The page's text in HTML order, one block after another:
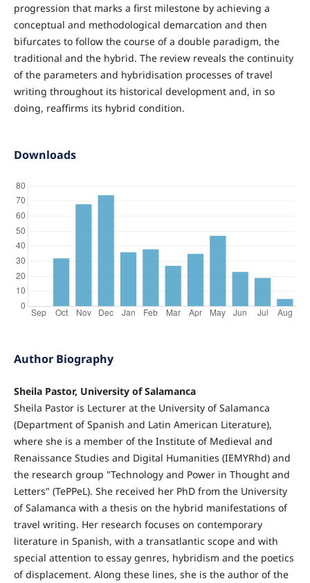
progression that marks a first milestone by achieving a
conceptual and methodological demarcation and then
bifurcates to follow the course of a double paradigm, the
traditional and the hybrid. The review reveals the continuity
of the parameters and hybridisation processes of travel
writing throughout its historical development and, in so
doing, reaffirms its hybrid condition.
Downloads
Author Biography
Sheila Pastor, University of Salamanca
Sheila Pastor is Lecturer at the University of Salamanca
(Department of Spanish and Latin American Literature),
where she is a member of the Institute of Medieval and
Renaissance Studies and Digital Humanities (IEMYRhd) and
the research group "Technology and Power in Thought and
Letters" (TePPeL). She received her PhD from the University
of Salamanca with a thesis on the hybrid manifestations of
travel writing. Her research focuses on contemporary
literature in Spanish, with a transatlantic scope and with
special attention to essay genres, hybridism and the poetics
of displacement. Along these lines, she is the author of the